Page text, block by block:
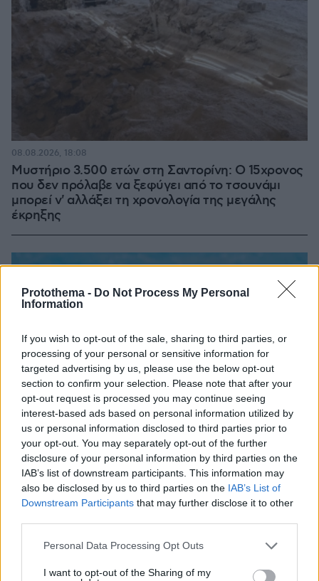
Protothema - Do Not Process My Personal
Information
If you wish to opt-out of the sale, sharing to third parties, or
processing of your personal or sensitive information for
targeted advertising by us, please use the below opt-out
section to confirm your selection. Please note that after your
opt-out request is processed you may continue seeing
interest-based ads based on personal information utilized by
us or personal information disclosed to third parties prior to
your opt-out. You may separately opt-out of the further
disclosure of your personal information by third parties on the
IAB’s list of downstream participants. This information may
also be disclosed by us to third parties on the IAB’s List of
Downstream Participants that may further disclose it to other
Please note that this website/app uses one or more Google
not limited to your visit or usage behaviour. You may click to
Personal Data Processing Opt Outs
I want to opt-out of the Sharing of my
Μυστήριο 3.500 ετών στη Σαντορίνη: Ο 15χρονος
που δεν πρόλαβε να ξεφύγει από το τσουνάμι
μπορεί ν' αλλάξει τη χρονολογία της μεγάλης
έκρηξης
08.08.2026, 18:08